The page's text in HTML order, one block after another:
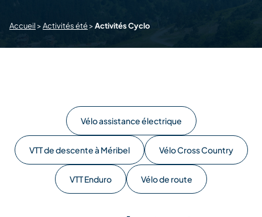
Accueil >Activités été>Activités Cyclo
Vélo assistance électrique
VTT de descente à Méribel Vélo Cross Country
VTT Enduro Vélo de route